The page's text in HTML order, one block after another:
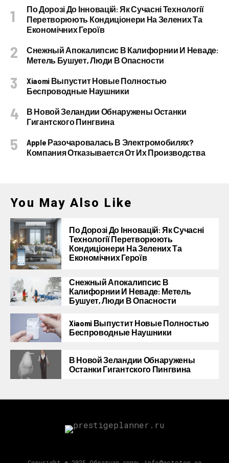
По Дорозі До Інновацій: Як Сучасні Технології
Перетворюють Кондиціонери На Зелених Та
Економічних Героїв
Снежный Апокалипсис В Калифорнии И Неваде:
Метель Бушует, Люди В Опасности
Xiaomi Выпустит Новые Полностью
Беспроводные Наушники
В Новой Зеландии Обнаружены Останки
Гигантского Пингвина
Apple Разочаровалась В Электромобилях?
Компания Отказывается От Их Производства
You May Also Like
По Дорозі До Інновацій: Як Сучасні
Технології Перетворюють
Кондиціонери На Зелених Та
Економічних Героїв
Снежный Апокалипсис В
Калифорнии И Неваде: Метель
Бушует, Люди В Опасности
Xiaomi Выпустит Новые Полностью
Беспроводные Наушники
В Новой Зеландии Обнаружены
Останки Гигантского Пингвина